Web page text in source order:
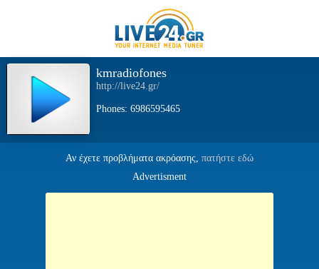
kmradiofones
http://live24.gr/
Phones: 6986595465
Αν έχετε προβλήματα ακρόασης, πατήστε εδώ
Advertisment